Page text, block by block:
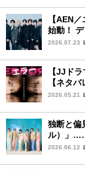
【AEN
始動！
ュー。7
2026.07.23
【JJド
【ネタバ
2026.05.21
独断と偏
ル）」
プ
2026.06.12